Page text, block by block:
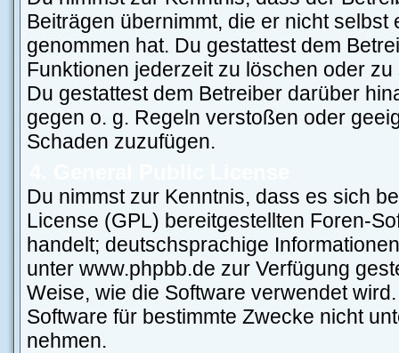
Beiträgen übernimmt, die er nicht
genommen hat. Du gestattest dem
Funktionen jederzeit zu löschen oder zu
Du gestattest dem Betreiber darüber
gegen o. g. Regeln verstoßen oder
Schaden zuzufügen.
Du nimmst zur Kenntnis, dass es sich
License (GPL) bereitgestellten Foren-
handelt; deutschsprachige
unter www.phpbb.de zur Verfügung
Weise, wie die Software verwendet
Software für bestimmte Zwecke nicht
nehmen.